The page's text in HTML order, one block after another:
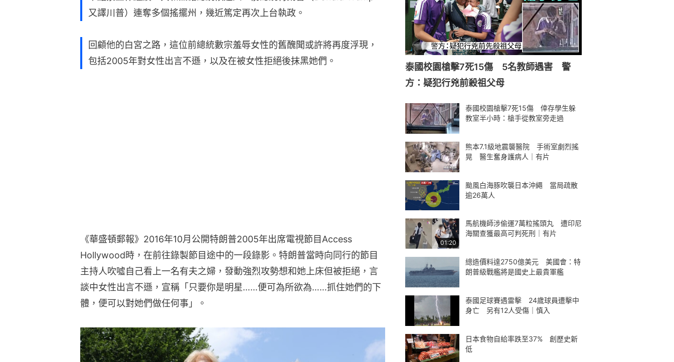
又譯川普）連奪多個搖擺州，幾近篤定再次上台執政。
回顧他的白宮之路，這位前總統數宗羞辱女性的舊醜聞或許將再度浮現，
包括2005年對女性出言不遜，以及在被女性拒絕後抹黑她們。
《華盛頓郵報》2016年10月公開特朗普2005年出席電視節目Access
Hollywood時，在前往錄製節目途中的一段錄影。特朗普當時向同行的節目
主持人吹噓自己看上一名有夫之婦，發動強烈攻勢想和她上床但被拒絕，言
談中女性出言不遜，宣稱「只要你是明星……便可為所欲為……抓住她們的下
體，便可以對她們做任何事」。
泰國校園槍擊7死15傷 5名教師遇害 警
方：疑犯行兇前殺祖父母
泰國校園槍擊7死15傷 倖存學生躲
教室半小時：槍手從教室旁走過
熊本7.1級地震襲醫院 手術室劇烈搖
晃 醫生奮身護病人｜有片
颱風白海豚吹襲日本沖繩 當局疏散
逾26萬人
01:20
馬航機師涉偷運7萬粒搖頭丸 遭印尼
海關查獲最高可判死刑｜有片
總造價料達2750億美元 美國會：特
朗普級戰艦將是國史上最貴軍艦
泰國足球賽遇雷擊 24歲球員遭擊中
身亡 另有12人受傷｜慎入
日本食物自給率跌至37% 創歷史新
低